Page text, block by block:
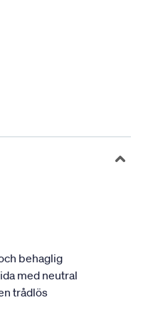
behaglig
med neutral
trådlös